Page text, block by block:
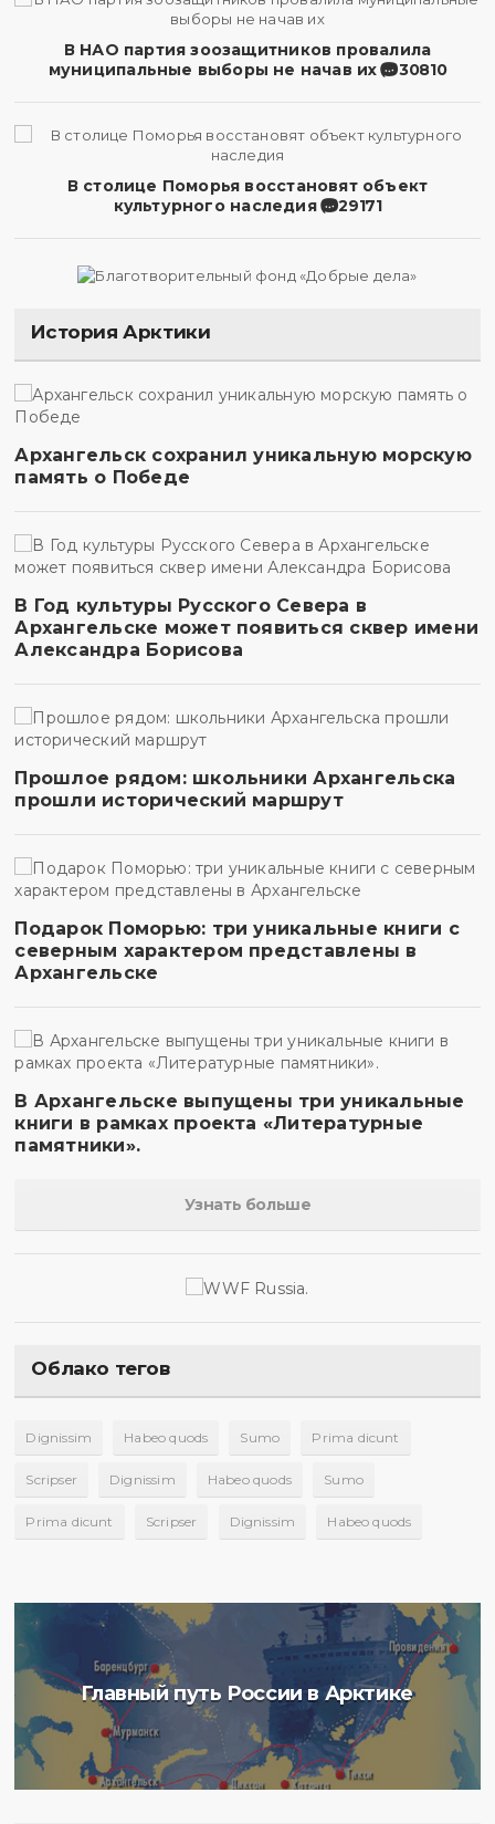
В НАО партия зоозащитников провалила
муниципальные выборы не начав их
30810
В столице Поморья восстановят объект
культурного наследия
29171
История Арктики
Архангельск сохранил уникальную морскую
память о Победе
В Год культуры Русского Севера в
Архангельске может появиться сквер имени
Александра Борисова
Прошлое рядом: школьники Архангельска
прошли исторический маршрут
Подарок Поморью: три уникальные книги с
северным характером представлены в
Архангельске
В Архангельске выпущены три уникальные
книги в рамках проекта «Литературные
памятники».
Узнать больше
Облако тегов
Dignissim Habeo quods Sumo Prima dicunt
Scripser Dignissim Habeo quods Sumo
Prima dicunt Scripser Dignissim Habeo quods
Главный путь России в Арктике